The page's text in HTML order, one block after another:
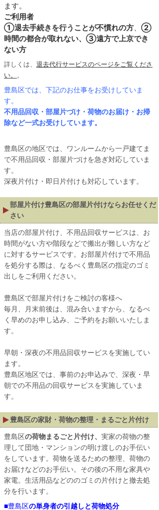
ます。
ご利用者
①退去手続きを行うことが不慣れの方
②
時間の都合が取れない、③遠方で上京でき
ない方
詳しくは、 退去代行サービスのページをご覧くださ
い。
。
豊島区では、下記のお仕事をお受けしていま
す。
不用品回収・部屋片づけ・荷物のお届け・お掃
除など一式お受けしています。
豊島区の地区では、ワンルームから一戸建てま
で不用品回収・部屋片づけを急ぎ対応していま
す。
深夜片付け・即日片付けも対応しています。
部屋片付け豊島区の部屋片付けならお任せくだ
さい
当店の部屋片付け、不用品回収サービスは、お
時間がない方や階段などで搬出が難しい方など
に対するサービスです。お部屋片付けで不用品
を処分する際は、なるべく豊島区の指定のゴミ
出しをご利用ください。
豊島区で部屋片付けをご検討の客様へ
毎月、月末前後は、混み合いますから、なるべ
く早めのお申し込み、ご予約をお願いいたしま
す。
早朝・深夜の不用品回収サービスを実施してい
ます。
豊島区地区では、事前のお申込みで、深夜・早
朝での不用品の回収サービスを実施していま
す。
豊島区の家財・荷物の整理・まるごと片付け
豊島区の荷物まるごと片付け、 実家の荷物の整
理して団地・マンションの明け渡しのお手伝い
をしています。荷物を送るための整理、荷物の
お届けなどのお手伝い。その後の不用な家具や
家電。生活用品などののゴミの片付けと撤去処
分を行います。
■豊島区の単身者の引越しと荷物処分